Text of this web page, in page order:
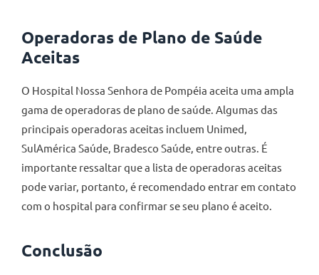
Operadoras de Plano de Saúde
Aceitas
O Hospital Nossa Senhora de Pompéia aceita uma ampla
gama de operadoras de plano de saúde. Algumas das
principais operadoras aceitas incluem Unimed,
SulAmérica Saúde, Bradesco Saúde, entre outras. É
importante ressaltar que a lista de operadoras aceitas
pode variar, portanto, é recomendado entrar em contato
com o hospital para confirmar se seu plano é aceito.
Conclusão